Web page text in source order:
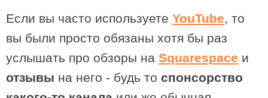
Если вы часто используете YouTube, то
вы были просто обязаны хотя бы раз
услышать про обзоры на Squarespace и
отзывы на него - будь то спонсорство